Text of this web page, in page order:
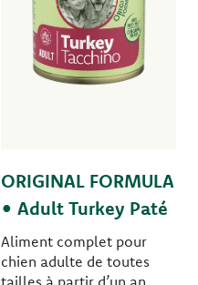
ORIGINAL FORMULA
• Adult Turkey Paté
Aliment complet pour
chien adulte de toutes